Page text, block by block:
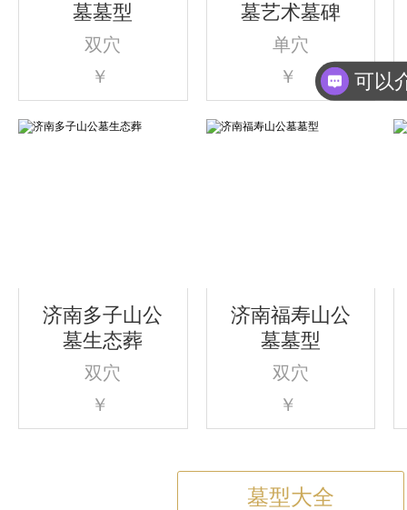
墓墓型
双穴
￥
墓艺术墓碑
单穴
￥
济南多子山公
墓生态葬
双穴
￥
济南福寿山公
墓墓型
双穴
￥
墓型大全